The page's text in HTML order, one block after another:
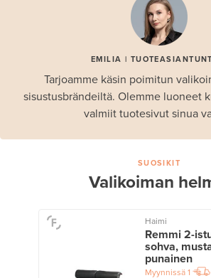
EMILIA |
Tarjoamme käsin poimitun
sisustusbrändeiltä. Olemme luoneet
valmiit tuotesivut sinua
SUOSIKIT
Valikoiman
Haimi
Remmi 2-
sohva,
punainen
Myynnissä1